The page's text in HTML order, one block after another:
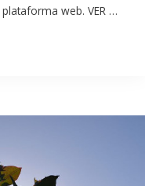
web. VER …